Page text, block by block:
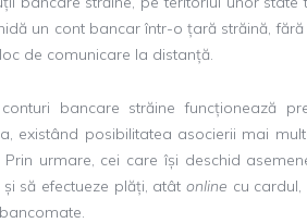
un cont bancar într-o țară străină,
de comunicare la distanță.
bancare străine funcționează
existând posibilitatea asocierii mai
Prin urmare, cei care își deschid
să efectueze plăți, atât online cu